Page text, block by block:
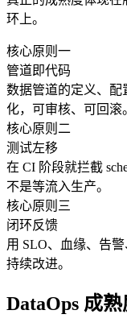
环上。
核心原则一
管道即代码
数据管道的定义、配
化，可审核、可回滚
核心原则二
测试左移
在 CI 阶段就拦截
不是等流入生产。
核心原则三
闭环反馈
用 SLO、血缘、告
持续改进。
DataOps 成